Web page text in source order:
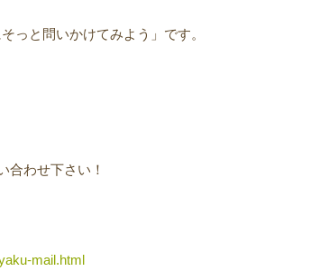
っと問いかけてみよう」です。
わせ下さい！
mail.html